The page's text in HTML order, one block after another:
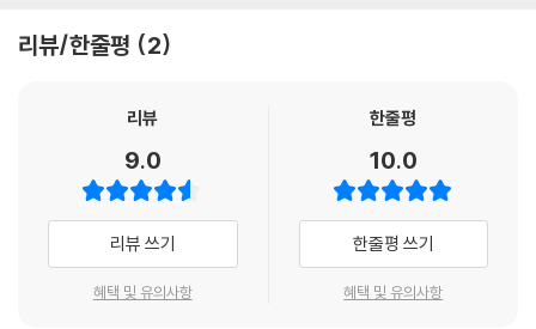
언행, 체면치레, 같은 편임을 확인시키려는 행동, 응석, 자기 비하적 겸손,
직장에 다니는 것이 여성들에게 가사 책임을 면제시켜 주지는 못했다. 직
장에 다니는 여성이든 다니지 않는 여성이든 결혼 결정에 즈음하여 가사노
동과 멀리 않은 장래에 육아를 책임져야 한다는 부담을 걱정하게 된다. 직
장을 다니는 여성은 퇴근 후에 다시 가정으로 출근하는 현실이기 때문이
다. 이러한 현상을 ‘두 번째 근무’(the second shift)라고 이름 붙인 알리
혹실드는 가사노동에 대한 남성의 참여가 아직 저조한 현실을 “지체된 혁
『한국인은 누구인가』(김문조 외 공저, 21세기북스 펴냄)는 삼성사회정신
해 체계적·심층적으로 진단하고 분석한 연구의 결과물이다. 현재 한국이
냉철하게 진단하고, 한국인의 사회의식에서 내면심리까지, 다양한 주제로
바라본 한국의 정체성을 이야기한다. 각 분야 38명의 저자들은 다면적인
시각에서 한국인 정신세계의 근본적이고도 구조적인 문제점을 살펴보고,
한국 사회의 인식체계에 대한 종합적 검토와 비판을 통해 우리의 올바른
가치관을 제시하고자 한다.
리뷰/한줄평 2
리뷰
9.0
리뷰 쓰기
혜택 및 유의사항
한줄평
10.0
한줄평 쓰기
혜택 및 유의사항